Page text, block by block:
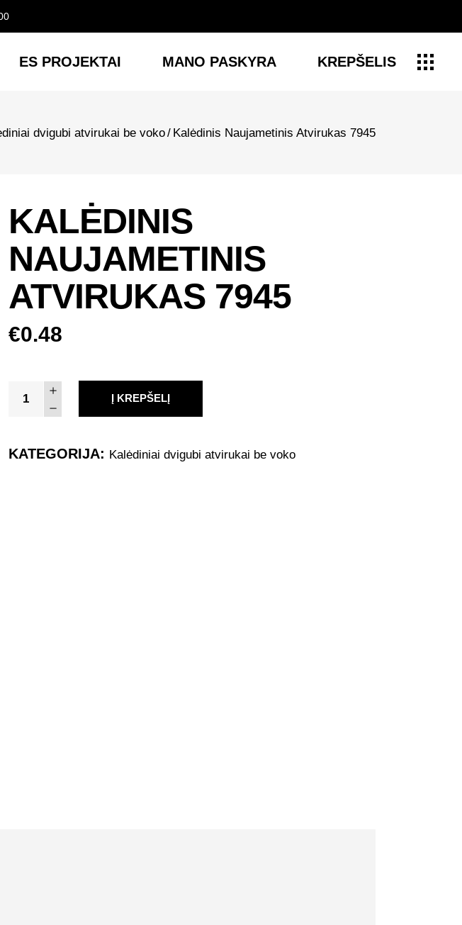
ES PROJEKTAI MANO PASKYRA KREPŠELIS
dvigubi atvirukai be voko/ Kalėdinis Naujametinis Atvirukas 7945
KALĖDINIS
NAUJAMETINIS
ATVIRUKAS 7945
€0.48
Kalėdinis
Naujametinis
quantity
Į KREPŠELĮ
KATEGORIJA: Kalėdiniai dvigubi atvirukai be voko